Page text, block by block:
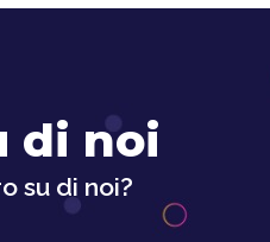
di noi
su di noi?